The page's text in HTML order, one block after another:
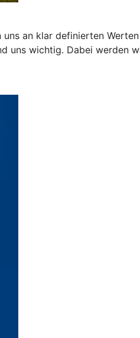
an klar definierten
uns wichtig. Dabei werden